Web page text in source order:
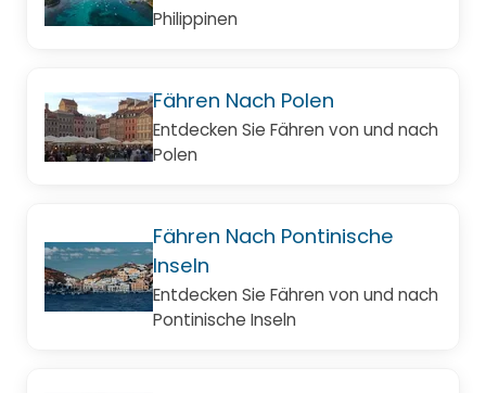
Philippinen
Fähren Nach Polen
Entdecken Sie Fähren von und nach
Polen
Fähren Nach Pontinische
Inseln
Entdecken Sie Fähren von und nach
Pontinische Inseln